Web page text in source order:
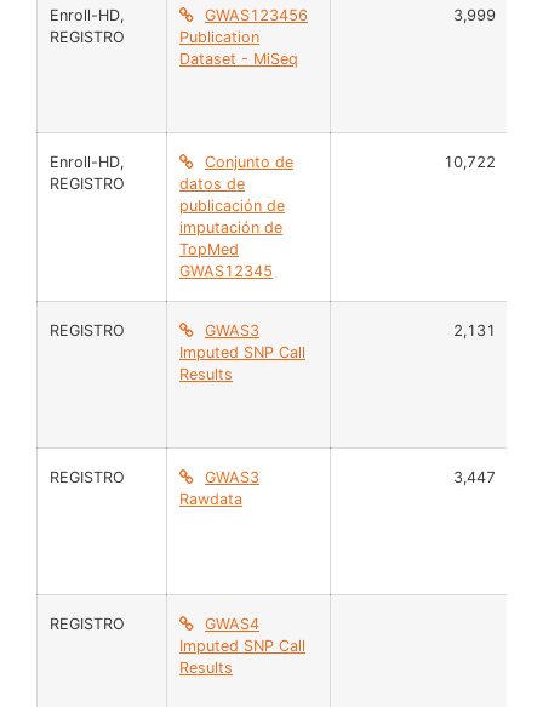
Enroll-HD,
REGISTRO
GWAS123456
Publication
Dataset - MiSeq
3,999
Enroll-HD,
REGISTRO
Conjunto de
datos de
publicación de
imputación de
TopMed
GWAS12345
10,722
REGISTRO
GWAS3
Imputed SNP Call
Results
2,131
REGISTRO
GWAS3
Rawdata
3,447
REGISTRO
GWAS4
Imputed SNP Call
Results